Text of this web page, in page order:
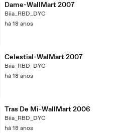
Dame-WallMart 2007
Biia_RBD_DYC
há 18 anos
Celestial-WalMart 2007
Biia_RBD_DYC
há 18 anos
Tras De Mi-WallMart 2006
Biia_RBD_DYC
há 18 anos